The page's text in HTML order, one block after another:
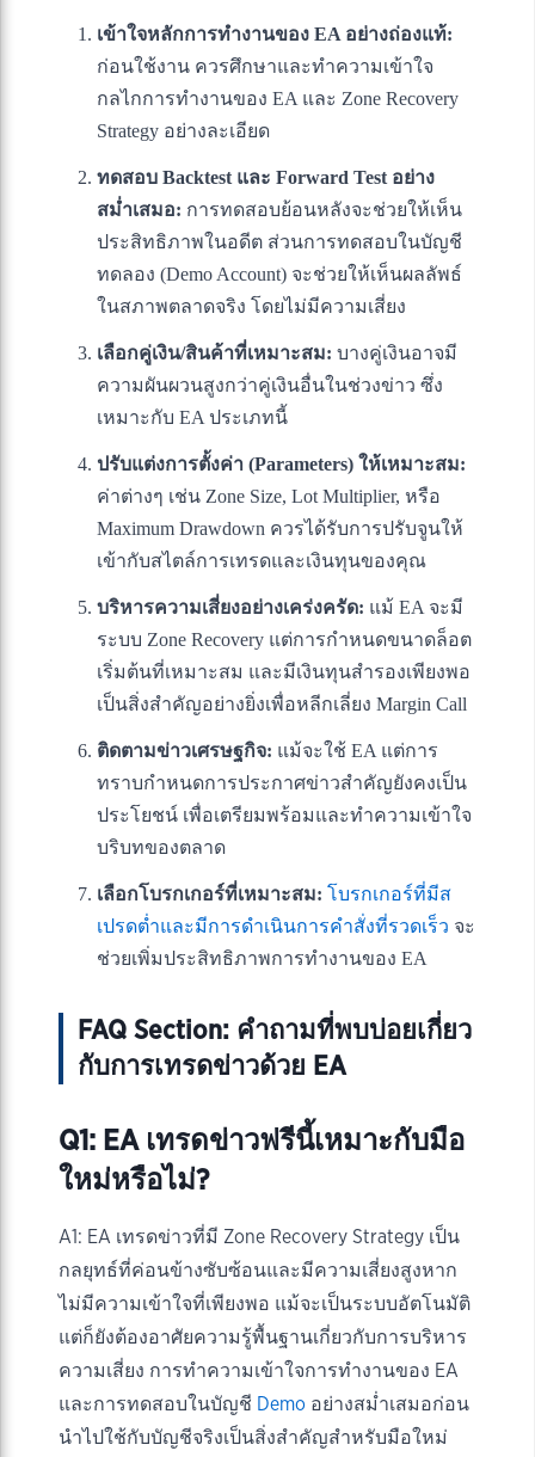
เข้าใจหลักการทำงานของ EA อย่างถ่องแท้:
ก่อนใช้งาน ควรศึกษาและทำความเข้าใจ
กลไกการทำงานของ EA และ Zone Recovery
Strategy อย่างละเอียด
ทดสอบ Backtest และ Forward Test อย่าง
สม่ำเสมอ: การทดสอบย้อนหลังจะช่วยให้เห็น
ประสิทธิภาพในอดีต ส่วนการทดสอบในบัญชี
ทดลอง (Demo Account) จะช่วยให้เห็นผลลัพธ์
ในสภาพตลาดจริง โดยไม่มีความเสี่ยง
เลือกคู่เงิน/สินค้าที่เหมาะสม: บางคู่เงินอาจมี
ความผันผวนสูงกว่าคู่เงินอื่นในช่วงข่าว ซึ่ง
เหมาะกับ EA ประเภทนี้
ปรับแต่งการตั้งค่า (Parameters) ให้เหมาะสม:
ค่าต่างๆ เช่น Zone Size, Lot Multiplier, หรือ
Maximum Drawdown ควรได้รับการปรับจูนให้
เข้ากับสไตล์การเทรดและเงินทุนของคุณ
บริหารความเสี่ยงอย่างเคร่งครัด: แม้ EA จะมี
ระบบ Zone Recovery แต่การกำหนดขนาดล็อต
เริ่มต้นที่เหมาะสม และมีเงินทุนสำรองเพียงพอ
เป็นสิ่งสำคัญอย่างยิ่งเพื่อหลีกเลี่ยง Margin Call
ติดตามข่าวเศรษฐกิจ: แม้จะใช้ EA แต่การ
ทราบกำหนดการประกาศข่าวสำคัญยังคงเป็น
ประโยชน์ เพื่อเตรียมพร้อมและทำความเข้าใจ
บริบทของตลาด
เลือกโบรกเกอร์ที่เหมาะสม: โบรกเกอร์ที่มีส
เปรดต่ำและมีการดำเนินการคำสั่งที่รวดเร็ว จะ
ช่วยเพิ่มประสิทธิภาพการทำงานของ EA
FAQ Section: คำถามที่พบบ่อยเกี่ยว
กับการเทรดข่าวด้วย EA
Q1: EA เทรดข่าวฟรีนี้เหมาะกับมือ
ใหม่หรือไม่?
A1: EA เทรดข่าวที่มี Zone Recovery Strategy เป็น
กลยุทธ์ที่ค่อนข้างซับซ้อนและมีความเสี่ยงสูงหาก
ไม่มีความเข้าใจที่เพียงพอ แม้จะเป็นระบบอัตโนมัติ
แต่ก็ยังต้องอาศัยความรู้พื้นฐานเกี่ยวกับการบริหาร
ความเสี่ยง การทำความเข้าใจการทำงานของ EA
และการทดสอบในบัญชี Demo อย่างสม่ำเสมอก่อน
นำไปใช้กับบัญชีจริงเป็นสิ่งสำคัญสำหรับมือใหม่